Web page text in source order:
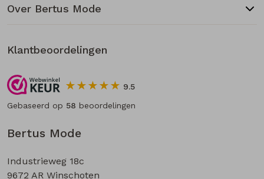
Bertus Mode
Industrieweg 18c
9672 AR Winschoten
Over Bertus Mode
Klantbeoordelingen
9.5
Gebaseerd op 58 beoordelingen